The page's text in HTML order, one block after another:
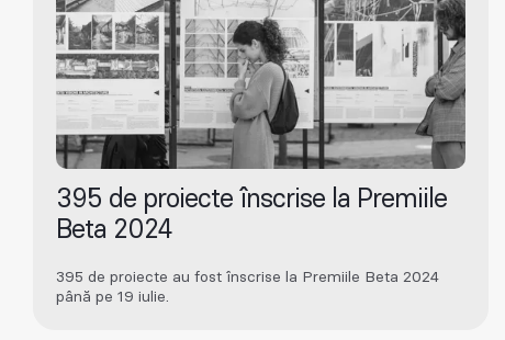
395 de proiecte înscrise la Premiile
Beta 2024
395 de proiecte au fost înscrise la Premiile Beta 2024
până pe 19 iulie.